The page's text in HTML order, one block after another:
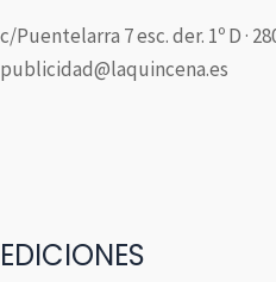
c/Puentelarra 7 esc. der. 1º D ·
publicidad@laquincena.es
EDICIONES